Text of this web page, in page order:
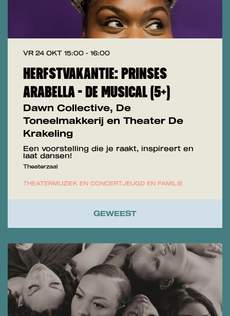
HERFSTVAKANTIE: PRINSES
ARABELLA - DE MUSICAL (5+)
Dawn Collective, De
Toneelmakkerij en Theater De
Krakeling
VR 24 OKT 15:00 - 16:00
Een voorstelling die je raakt, inspireert en
laat dansen!
Theaterzaal
THEATERMUZIEK EN CONCERTJEUGD EN FAMILIE
GEWEEST